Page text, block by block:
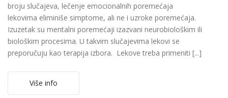
broju slučajeva, lečenje emocionalnih poremećaja
lekovima eliminiše simptome, ali ne i uzroke poremećaja.
Izuzetak su mentalni poremećaji izazvani neurobiološkim ili
biološkim procesima. U takvim slučajevima lekovi se
preporučuju kao terapija izbora. Lekove treba primeniti [...]
Više info